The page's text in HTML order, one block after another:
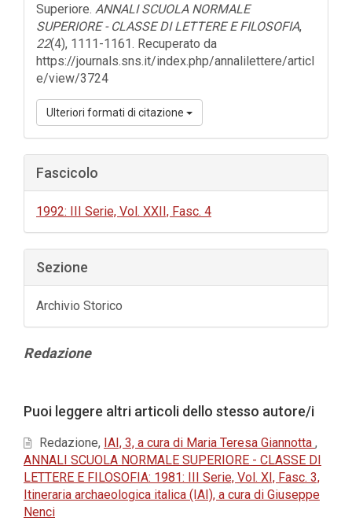
Superiore. ANNALI SCUOLA NORMALE
SUPERIORE - CLASSE DI LETTERE E FILOSOFIA,
22(4), 1111-1161. Recuperato da
https://journals.sns.it/index.php/annalilettere/articl
e/view/3724
Ulteriori formati di citazione
Fascicolo
1992: III Serie, Vol. XXII, Fasc. 4
Sezione
Archivio Storico
Contenuto
Redazione
dell'articolo
Puoi leggere altri articoli dello stesso autore/i
Redazione, IAI, 3, a cura di Maria Teresa Giannotta ,
ANNALI SCUOLA NORMALE SUPERIORE - CLASSE DI
LETTERE E FILOSOFIA: 1981: III Serie, Vol. XI, Fasc. 3,
Itineraria archaeologica italica (IAI), a cura di Giuseppe
Nenci